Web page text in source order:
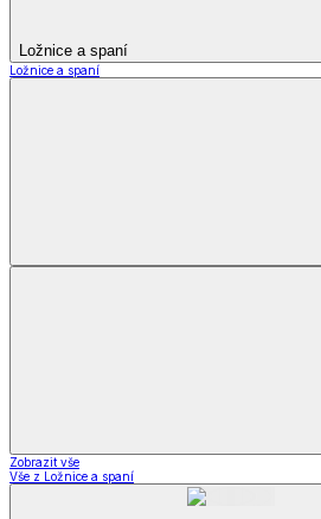
Ložnice a spaní
Ložnice a spaní
Zobrazit vše
Vše z Ložnice a spaní